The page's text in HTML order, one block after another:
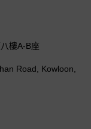
樓A-B座
Road, Kowloon,